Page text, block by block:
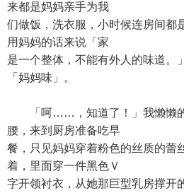
来都是妈妈亲手为我
们做饭，洗衣服，小时候连房间都
用妈妈的话来说「家
是一个整体，不能有外人的味道。
「妈妈味」。
「呵……，知道了！」我懒懒的
腰，来到厨房准备吃早
餐，只见妈妈穿着粉色的丝质的蕾
着，里面穿一件黑色Ｖ
字开领衬衣，从她那巨型乳房撑开